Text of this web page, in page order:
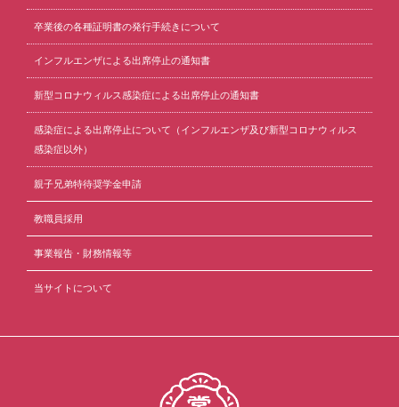
卒業後の各種証明書の発行手続きについて
インフルエンザによる出席停止の通知書
新型コロナウィルス感染症による出席停止の通知書
感染症による出席停止について（インフルエンザ及び新型コロナウィルス
感染症以外）
親子兄弟特待奨学金申請
教職員採用
事業報告・財務情報等
当サイトについて